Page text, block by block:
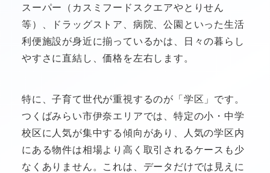
スーパー（カスミフードスクエアやとりせん
等）、ドラッグストア、病院、公園といった生活
利便施設が身近に揃っているかは、日々の暮らし
やすさに直結し、価格を左右します。
特に、子育て世代が重視するのが「学区」です。
つくばみらい市伊奈エリアでは、特定の小・中学
校区に人気が集中する傾向があり、人気の学区内
にある物件は相場より高く取引されるケースも少
なくありません。これは、データだけでは見えに